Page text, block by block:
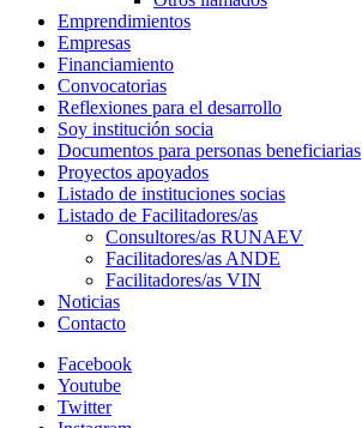
Emprendimientos
Empresas
Financiamiento
Convocatorias
Reflexiones para el desarrollo
Soy institución socia
Documentos para personas beneficiarias
Proyectos apoyados
Listado de instituciones socias
Listado de Facilitadores/as
Consultores/as RUNAEV
Facilitadores/as ANDE
Facilitadores/as VIN
Noticias
Contacto
Facebook
Youtube
Twitter